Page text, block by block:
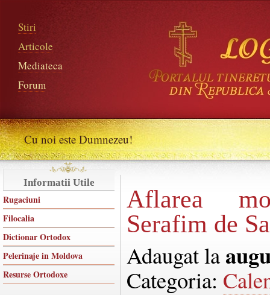
Stiri
Articole
Mediateca
Forum
Cu noi este Dumnezeu!
Informatii Utile
Rugaciuni
Filocalia
Dictionar Ortodox
Pelerinaje in Moldova
Resurse Ortodoxe
Aflarea
Serafim de
Adaugat la
Categoria: